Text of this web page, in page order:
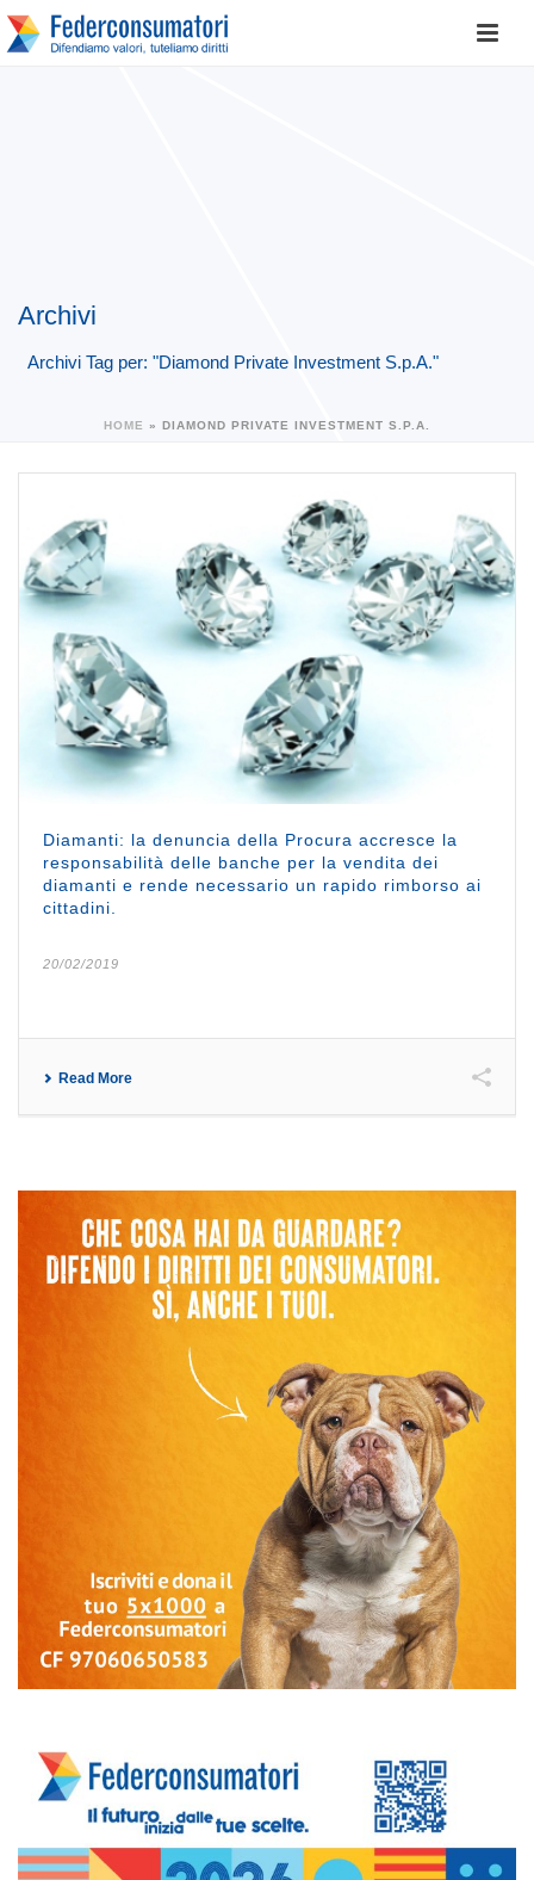
Archivi
Archivi Tag per: "Diamond Private Investment S.p.A."
HOME » DIAMOND PRIVATE INVESTMENT S.P.A.
Diamanti: la denuncia della Procura accresce la
responsabilità delle banche per la vendita dei
diamanti e rende necessario un rapido rimborso ai
cittadini.
20/02/2019
Read More